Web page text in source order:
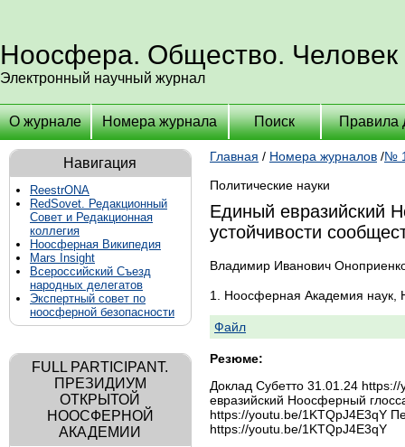
Ноосфера. Общество. Человек
Электронный научный журнал
О журнале Номера журнала Поиск Правила
Навигация
ReestrONA
RedSovet. Редакционный
Совет и Редакционная
коллегия
Ноосферная Википедия
Mars Insight
Всероссийский Съезд
народных делегатов
Экспертный совет по
ноосферной безопасности
FULL PARTICIPANT.
ПРЕЗИДИУМ
ОТКРЫТОЙ
НООСФЕРНОЙ
АКАДЕМИИ
Главная / Номера журналов /№
Политические науки
Единый евразийский
устойчивости
Владимир Иванович
1. Ноосферная Академия наук,
Файл
Резюме:
Доклад Субетто 31.01.24
евразийский Ноосферный
https://youtu.be/1KTQpJ4E3qY
https://youtu.be/1KTQpJ4E3qY